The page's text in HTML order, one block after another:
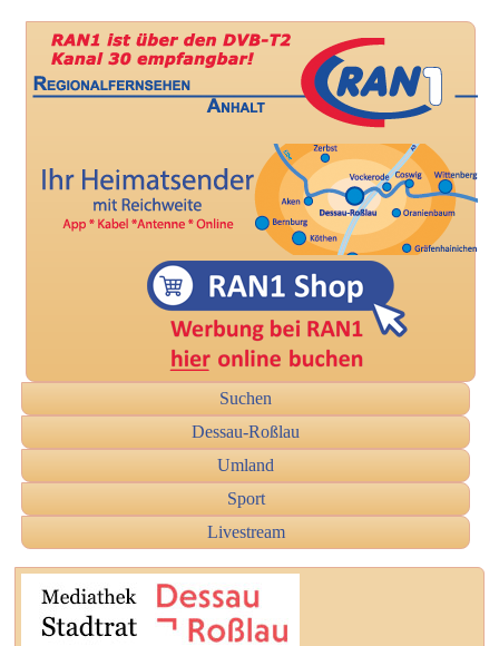
Suchen
Dessau-Roßlau
Umland
Sport
Livestream